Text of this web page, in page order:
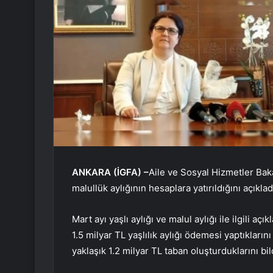
ANKARA (İGFA) –Aile ve Sosyal Hizmetler
malullük aylığının hesaplara yatırıldığını
Mart ayı yaşlı aylığı ve malul aylığı ile ilgili
1.5 milyar TL yaşlılık aylığı ödemesi
yaklaşık 1.2 milyar TL taban oluşturduklarını